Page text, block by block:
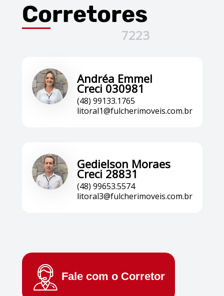
Corretores
7223
Andréa Emmel
Creci 030981
(48) 99133.1765
litoral1@fulcherimoveis.com.br
Gedielson Moraes
Creci 28831
(48) 99653.5574
litoral3@fulcherimoveis.com.br
Fale com o Corretor